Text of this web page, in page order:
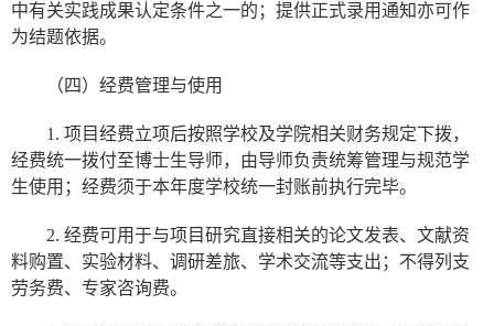
中有关实践成果认定条件之一的；提供正式录用通知亦可作
为结题依据。
（四）经费管理与使用
1. 项目经费立项后按照学校及学院相关财务规定下拨，
经费统一拨付至博士生导师，由导师负责统筹管理与规范学
生使用；经费须于本年度学校统一封账前执行完毕。
2. 经费可用于与项目研究直接相关的论文发表、文献资
料购置、实验材料、调研差旅、学术交流等支出；不得列支
劳务费、专家咨询费。